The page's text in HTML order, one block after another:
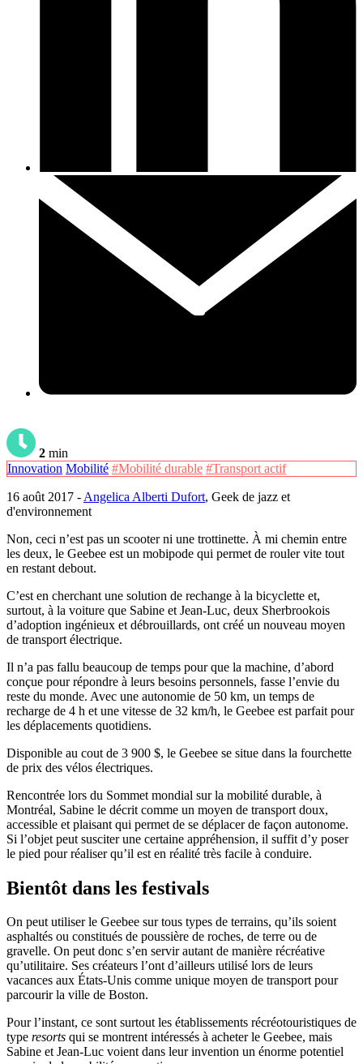
2 min
Innovation Mobilité #Mobilité durable #Transport actif
16 août 2017 - Angelica Alberti Dufort, Geek de jazz et
d'environnement
Non, ceci n’est pas un scooter ni une trottinette. À mi chemin entre
les deux, le Geebee est un mobipode qui permet de rouler vite tout
en restant debout.
C’est en cherchant une solution de rechange à la bicyclette et,
surtout, à la voiture que Sabine et Jean-Luc, deux Sherbrookois
d’adoption ingénieux et débrouillards, ont créé un nouveau moyen
de transport électrique.
Il n’a pas fallu beaucoup de temps pour que la machine, d’abord
conçue pour répondre à leurs besoins personnels, fasse l’envie du
reste du monde. Avec une autonomie de 50 km, un temps de
recharge de 4 h et une vitesse de 32 km/h, le Geebee est parfait pour
les déplacements quotidiens.
Disponible au cout de 3 900 $, le Geebee se situe dans la fourchette
de prix des vélos électriques.
Rencontrée lors du Sommet mondial sur la mobilité durable, à
Montréal, Sabine le décrit comme un moyen de transport doux,
accessible et plaisant qui permet de se déplacer de façon autonome.
Si l’objet peut susciter une certaine appréhension, il suffit d’y poser
le pied pour réaliser qu’il est en réalité très facile à conduire.
Bientôt dans les festivals
On peut utiliser le Geebee sur tous types de terrains, qu’ils soient
asphaltés ou constitués de poussière de roches, de terre ou de
gravelle. On peut donc s’en servir autant de manière récréative
qu’utilitaire. Ses créateurs l’ont d’ailleurs utilisé lors de leurs
vacances aux États-Unis comme unique moyen de transport pour
parcourir la ville de Boston.
Pour l’instant, ce sont surtout les établissements récréotouristiques de
type resorts qui se montrent intéressés à acheter le Geebee, mais
Sabine et Jean-Luc voient dans leur invention un énorme potentiel